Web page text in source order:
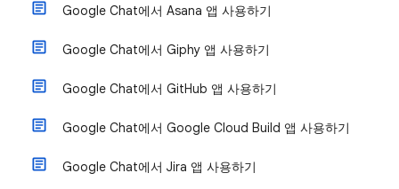
Google Chat에서 Asana 앱 사용하기
Google Chat에서 Giphy 앱 사용하기
Google Chat에서 GitHub 앱 사용하기
Google Chat에서 Google Cloud Build 앱 사용하기
Google Chat에서 Jira 앱 사용하기